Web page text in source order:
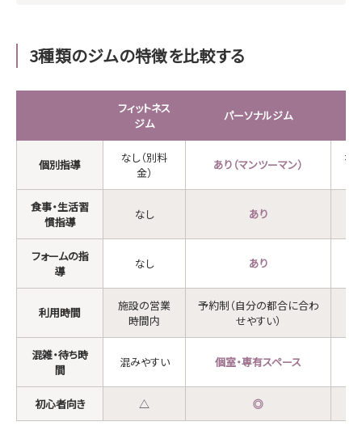
3種類のジムの特徴を比較する
フィットネス
ジム
パーソナルジム
個別指導
なし（別料
金）
あり（マンツーマン）
な
食事・生活習
慣指導
なし あり
フォームの指
導
なし あり
利用時間
施設の営業
時間内
予約制（自分の都合に合わ
せやすい）
混雑・待ち時
間
混みやすい 個室・専有スペース
初心者向き △ ◎